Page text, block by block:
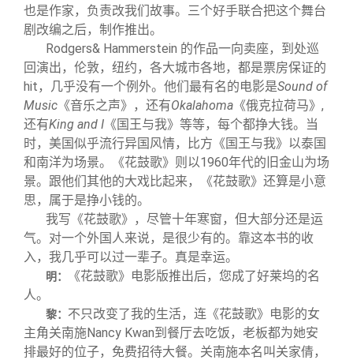
也是作家，负责改我们故事。三个好手联合把这个舞台
剧改编之后，制作推出。
Rodgers& Hammerstein 的作品一向卖座，到处巡
回演出，伦敦，纽约，各大城市各地，都是票房保证的
hit，几乎没有一个例外。他们最有名的电影是Sound of
Music 《音乐之声》，还有Okalahoma 《俄克拉荷马》,
还有King and I 《国王与我》等等，每个都挣大钱。当
时，美国似乎流行异国风情，比方《国王与我》以泰国
和南洋为场景。《花鼓歌》则以1960年代的旧金山为场
景。跟他们其他的大戏比起来，《花鼓歌》还算是小意
思，属于是挣小钱的。
我写《花鼓歌》，尽管十年寒窗，但大部分还是运
气。对一个外国人来说，是很少有的。靠这本书的收
入，我几乎可以过一辈子。真是幸运。
明：
《花鼓歌》电影版推出后，您成了好莱坞的名
人。
黎： 不只改变了我的生活，连《花鼓歌》电影的女
主角关南施Nancy Kwan到餐厅去吃饭，老板都为她安
排最好的位子，免费招待大餐。关南施本名叫关家倩，